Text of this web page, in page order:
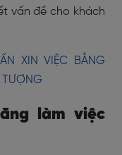
vấn đề cho khách
XIN VIỆC BẰNG
TƯỢNG
làm việc